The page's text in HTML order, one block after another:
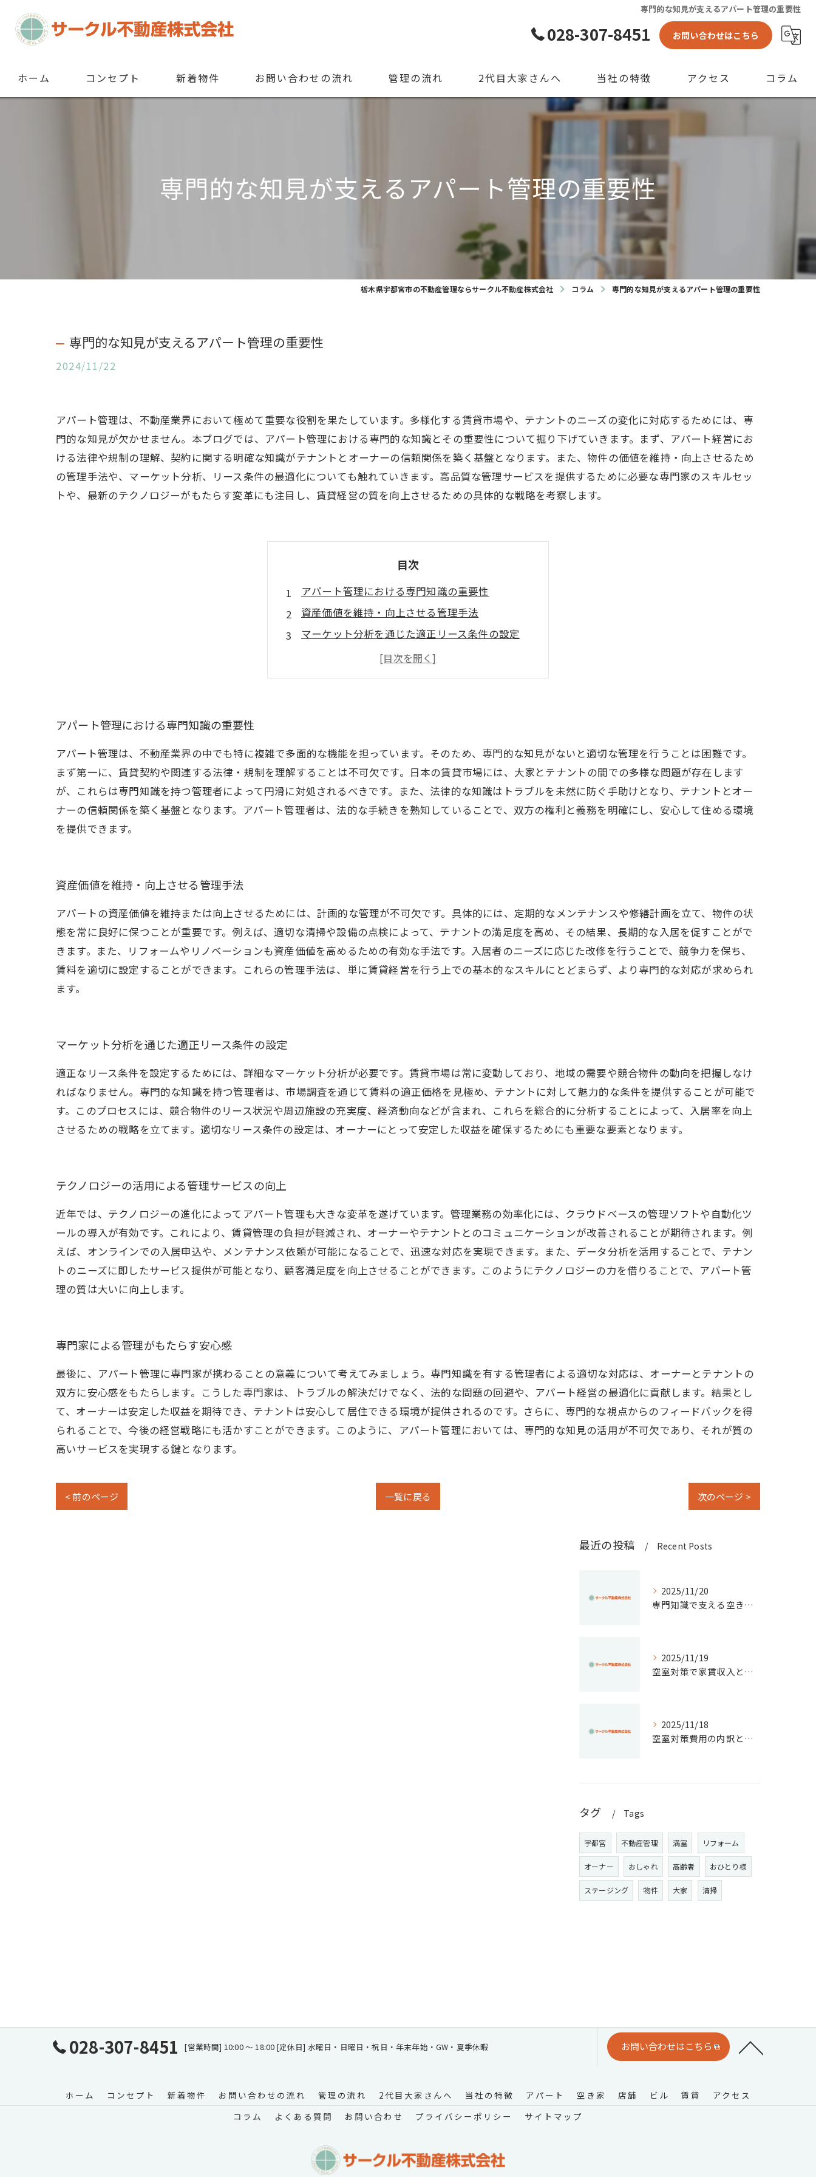
専門的な知見が支えるアパート管理の重要性
028-307-8451 お問い合わせはこちら
ホーム コンセプト 新着物件 お問い合わせの流れ 管理の流れ 2代目大家さんへ 当社の特徴
アパート
空き家
店舗
アクセス コラム
専門的な知見が支えるアパート管理の重要性
栃木県宇都宮市の不動産管理ならサークル不動産株式会社 コラム 専門的な知見が支えるアパート管理の重要性
専門的な知見が支えるアパート管理の重要性
2024/11/22
アパート管理は、不動産業界において極めて重要な役割を果たしています。多様化する賃貸市場や、テナントのニーズの変化に対応するためには、専
門的な知見が欠かせません。本ブログでは、アパート管理における専門的な知識とその重要性について掘り下げていきます。まず、アパート経営にお
ける法律や規制の理解、契約に関する明確な知識がテナントとオーナーの信頼関係を築く基盤となります。また、物件の価値を維持・向上させるため
の管理手法や、マーケット分析、リース条件の最適化についても触れていきます。高品質な管理サービスを提供するために必要な専門家のスキルセッ
トや、最新のテクノロジーがもたらす変革にも注目し、賃貸経営の質を向上させるための具体的な戦略を考察します。
目次
アパート管理における専門知識の重要性
資産価値を維持・向上させる管理手法
マーケット分析を通じた適正リース条件の設定
テクノロジーの活用による管理サービスの向上
専門家による管理がもたらす安心感
アパート管理における専門知識の重要性
アパート管理は、不動産業界の中でも特に複雑で多面的な機能を担っています。そのため、専門的な知見がないと適切な管理を行うことは困難です。
まず第一に、賃貸契約や関連する法律・規制を理解することは不可欠です。日本の賃貸市場には、大家とテナントの間での多様な問題が存在します
が、これらは専門知識を持つ管理者によって円滑に対処されるべきです。また、法律的な知識はトラブルを未然に防ぐ手助けとなり、テナントとオー
ナーの信頼関係を築く基盤となります。アパート管理者は、法的な手続きを熟知していることで、双方の権利と義務を明確にし、安心して住める環境
を提供できます。
資産価値を維持・向上させる管理手法
アパートの資産価値を維持または向上させるためには、計画的な管理が不可欠です。具体的には、定期的なメンテナンスや修繕計画を立て、物件の状
態を常に良好に保つことが重要です。例えば、適切な清掃や設備の点検によって、テナントの満足度を高め、その結果、長期的な入居を促すことがで
きます。また、リフォームやリノベーションも資産価値を高めるための有効な手法です。入居者のニーズに応じた改修を行うことで、競争力を保ち、
賃料を適切に設定することができます。これらの管理手法は、単に賃貸経営を行う上での基本的なスキルにとどまらず、より専門的な対応が求められ
ます。
マーケット分析を通じた適正リース条件の設定
適正なリース条件を設定するためには、詳細なマーケット分析が必要です。賃貸市場は常に変動しており、地域の需要や競合物件の動向を把握しなけ
ればなりません。専門的な知識を持つ管理者は、市場調査を通じて賃料の適正価格を見極め、テナントに対して魅力的な条件を提供することが可能で
す。このプロセスには、競合物件のリース状況や周辺施設の充実度、経済動向などが含まれ、これらを総合的に分析することによって、入居率を向上
させるための戦略を立てます。適切なリース条件の設定は、オーナーにとって安定した収益を確保するためにも重要な要素となります。
テクノロジーの活用による管理サービスの向上
近年では、テクノロジーの進化によってアパート管理も大きな変革を遂げています。管理業務の効率化には、クラウドベースの管理ソフトや自動化ツ
ールの導入が有効です。これにより、賃貸管理の負担が軽減され、オーナーやテナントとのコミュニケーションが改善されることが期待されます。例
えば、オンラインでの入居申込や、メンテナンス依頼が可能になることで、迅速な対応を実現できます。また、データ分析を活用することで、テナン
トのニーズに即したサービス提供が可能となり、顧客満足度を向上させることができます。このようにテクノロジーの力を借りることで、アパート管
理の質は大いに向上します。
専門家による管理がもたらす安心感
最後に、アパート管理に専門家が携わることの意義について考えてみましょう。専門知識を有する管理者による適切な対応は、オーナーとテナントの
双方に安心感をもたらします。こうした専門家は、トラブルの解決だけでなく、法的な問題の回避や、アパート経営の最適化に貢献します。結果とし
て、オーナーは安定した収益を期待でき、テナントは安心して居住できる環境が提供されるのです。さらに、専門的な視点からのフィードバックを得
られることで、今後の経営戦略にも活かすことができます。このように、アパート管理においては、専門的な知見の活用が不可欠であり、それが質の
高いサービスを実現する鍵となります。
< 前のページ 一覧に戻る 次のページ >
最近の投稿 Recent Posts
2025/11/20
専門知識で支える空き家管理の重要ポイント
2025/11/19
空室対策で家賃収入と物件価値を高める実践アイデア集
2025/11/18
空室対策費用の内訳と節約法を徹底解説！失敗しない管理と資産価値維持のコツ
タグ Tags
宇都宮 不動産管理 満室 リフォーム
オーナー おしゃれ 高齢者 おひとり様
ステージング 物件 大家 清掃
028-307-8451 [営業時間] 10:00 〜 18:00 [定休日] 水曜日・日曜日・祝日・年末年始・GW・夏季休暇 お問い合わせはこちら
ホーム コンセプト 新着物件 お問い合わせの流れ 管理の流れ 2代目大家さんへ 当社の特徴 アパート 空き家 店舗 ビル 賃貸
アクセス
コラム
よくある質問 お問い合わせ プライバシーポリシー サイトマップ